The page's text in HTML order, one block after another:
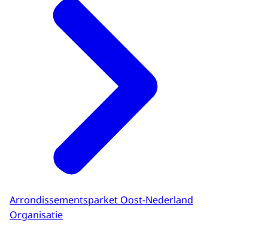
Arrondissementsparket Oost-Nederland
Organisatie